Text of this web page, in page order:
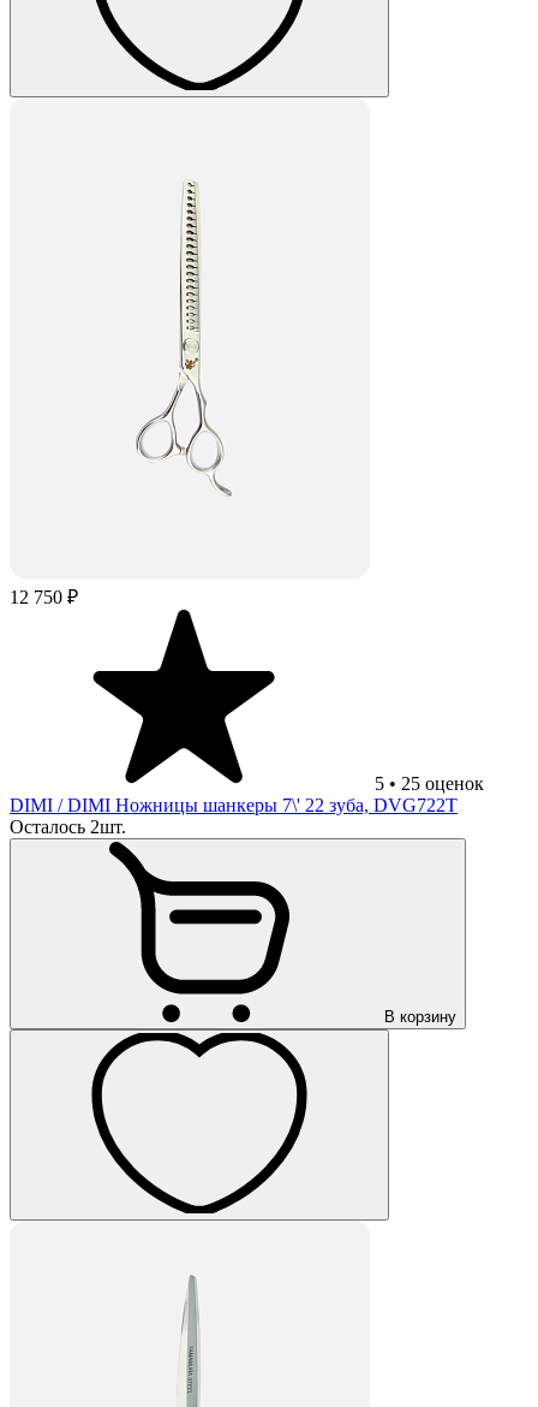
12 750 ₽
5 • 25 оценок
DIMI / DIMI Ножницы шанкеры 7\' 22 зуба, DVG722T
Осталось 2шт.
В корзину